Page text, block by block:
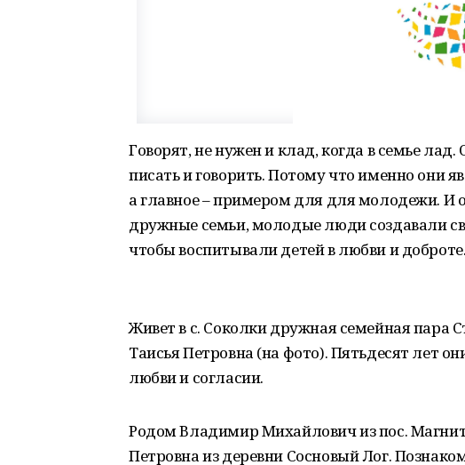
Говорят, не нужен и клад, когда в семье
писать и говорить. Потому что именно
а главное – примером для для молодежи. И
дружные семьи, молодые люди создавали
чтобы воспитывали детей в любви и доброте.
Живет в с. Соколки дружная семейная
Таисья Петровна (на фото). Пятьдесят лет
любви и согласии.
Родом Владимир Михайлович из пос.
Петровна из деревни Сосновый Лог.